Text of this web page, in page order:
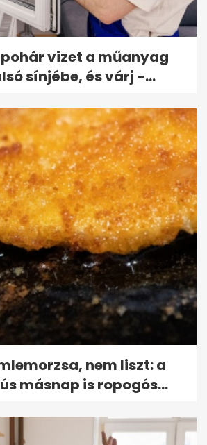
vizet a műanyag
sínjébe, és várj -...
nem liszt: a
másnap is ropogós...